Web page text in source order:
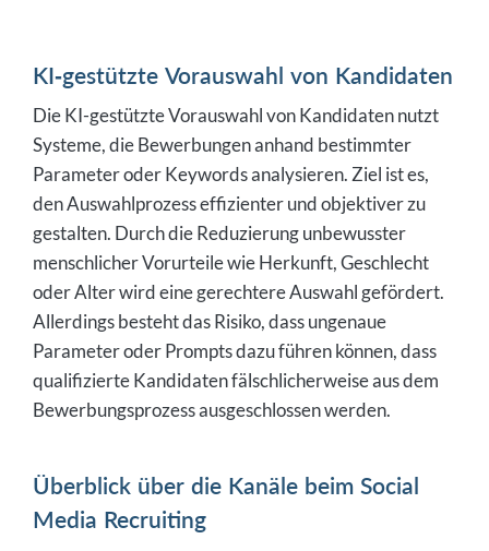
KI-gestützte Vorauswahl von Kandidaten
Die KI-gestützte Vorauswahl von Kandidaten nutzt
Systeme, die Bewerbungen anhand bestimmter
Parameter oder Keywords analysieren. Ziel ist es,
den Auswahlprozess effizienter und objektiver zu
gestalten. Durch die Reduzierung unbewusster
menschlicher Vorurteile wie Herkunft, Geschlecht
oder Alter wird eine gerechtere Auswahl gefördert.
Allerdings besteht das Risiko, dass ungenaue
Parameter oder Prompts dazu führen können, dass
qualifizierte Kandidaten fälschlicherweise aus dem
Bewerbungsprozess ausgeschlossen werden.
Überblick über die Kanäle beim Social
Media Recruiting